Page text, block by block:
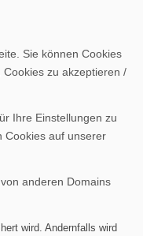
Sie können Cookies
zu akzeptieren /
Ihre Einstellungen zu
Cookies auf unserer
anderen Domains
wird. Andernfalls wird